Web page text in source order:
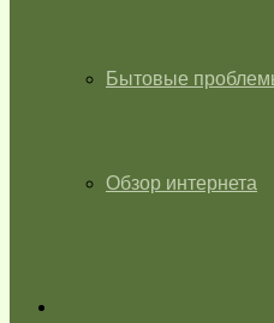
Бытовые
Обзор интернета